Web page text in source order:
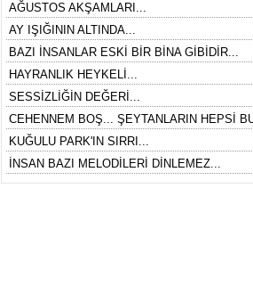
AĞUSTOS AKŞAMLARI...
AY IŞIĞININ ALTINDA...
BAZI İNSANLAR ESKİ BİR BİNA GİBİDİR...
HAYRANLIK HEYKELİ...
SESSİZLİĞİN DEĞERİ...
CEHENNEM BOŞ... ŞEYTANLARIN HEPSİ
KUĞULU PARK'IN SIRRI...
İNSAN BAZI MELODİLERİ DİNLEMEZ...